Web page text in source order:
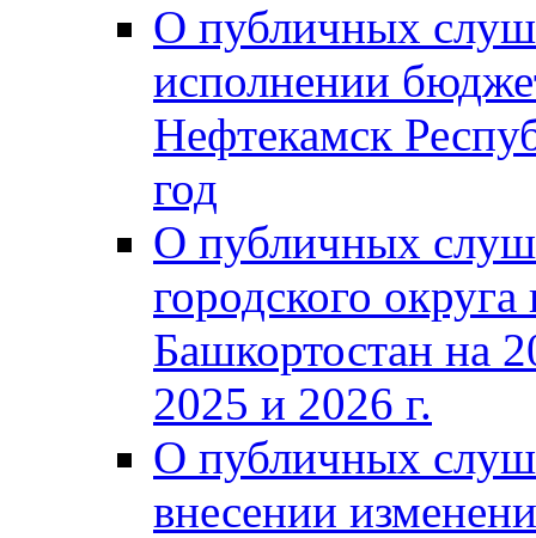
О публичных
исполнении
Нефтекамск
год
О публичных
городского
Башкортостан на
2025 и 2026 г.
О публичных
внесении